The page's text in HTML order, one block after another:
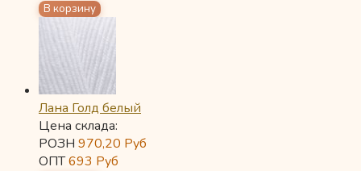
Лана Голд белый
Цена склада:
РОЗН 970,20 Руб
ОПТ693 Руб